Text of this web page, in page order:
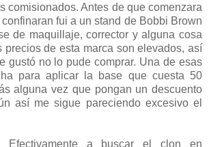
comisionados. Antes de que comenzara
fui a un stand de Bobbi Brown
de maquillaje, corrector y alguna cosa
precios de esta marca son elevados, así
gustó no lo pude comprar. Una de esas
para aplicar la base que cuesta 50
alguna vez que pongan un descuento
así me sigue pareciendo excesivo el
Efectivamente a buscar el clon en